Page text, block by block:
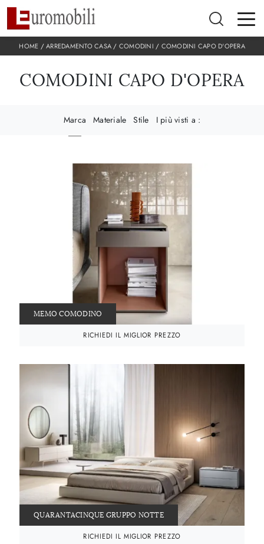
HOME /ARREDAMENTO CASA / COMODINI / COMODINI CAPO D'OPERA
COMODINI CAPO D'OPERA
Marca Materiale Stile I più visti a :
MEMO COMODINO
RICHIEDI IL MIGLIOR PREZZO
QUARANTACINQUE GRUPPO NOTTE
RICHIEDI IL MIGLIOR PREZZO